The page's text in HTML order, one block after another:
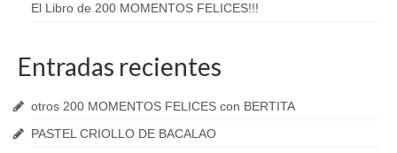
El Libro de 200 MOMENTOS FELICES!!!
Entradas recientes
otros 200 MOMENTOS FELICES con BERTITA
PASTEL CRIOLLO DE BACALAO